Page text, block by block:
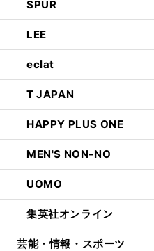
SPUR
LEE
eclat
T JAPAN
HAPPY PLUS ONE
MEN'S NON-NO
UOMO
集英社オンライン
芸能・情報・スポーツ